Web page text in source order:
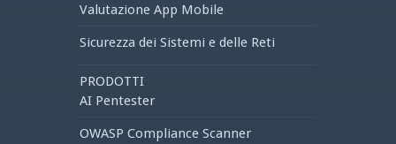
Valutazione App Mobile
Sicurezza dei Sistemi e delle Reti
PRODOTTI
AI Pentester
OWASP Compliance Scanner